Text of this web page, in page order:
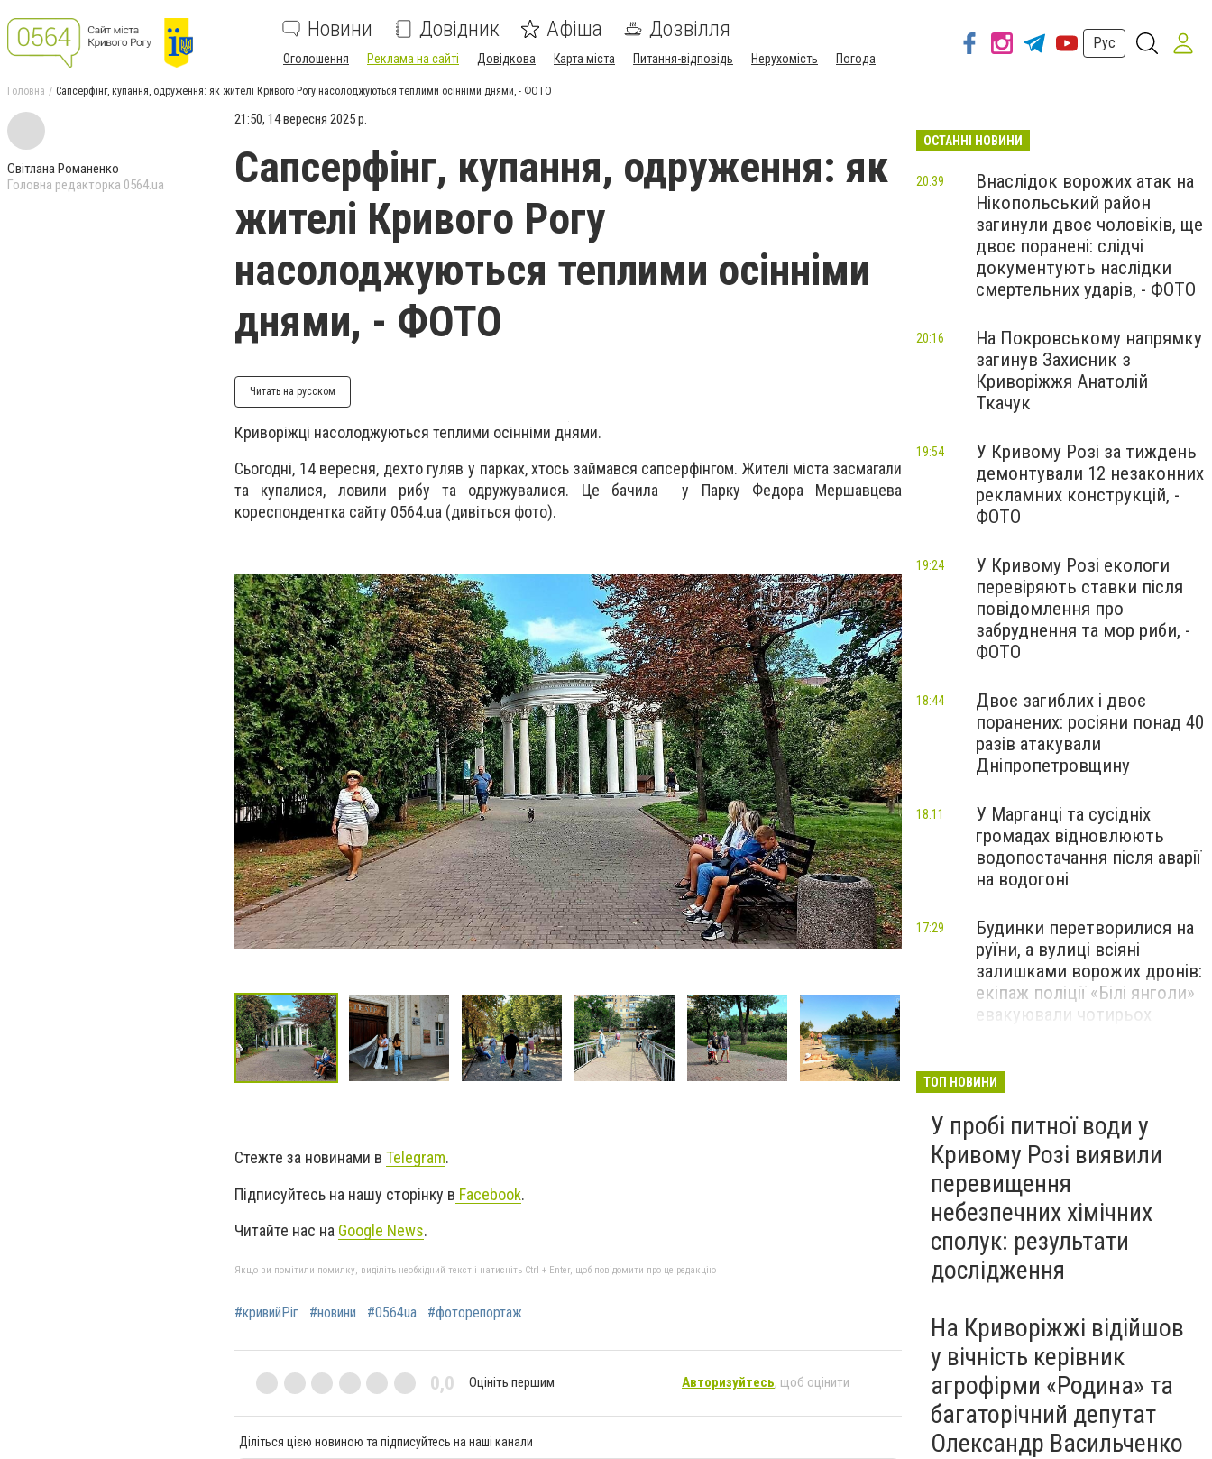
Новини Довідник Афіша Дозвілля
Оголошення Реклама на сайті Довідкова Карта міста Питання-відповідь Нерухомість Погода
Рус
Головна Сапсерфінг, купання, одруження: як жителі Кривого Рогу насолоджуються теплими осінніми днями, - ФОТО
Світлана Романенко
Головна редакторка 0564.ua
21:50, 14 вересня 2025 р.
Сапсерфінг, купання, одруження: як
жителі Кривого Рогу
насолоджуються теплими осінніми
днями, - ФОТО
Читать на русском
Криворіжці насолоджуються теплими осінніми днями.
Сьогодні, 14 вересня, дехто гуляв у парках, хтось займався сапсерфінгом. Жителі міста засмагали
та купалися, ловили рибу та одружувалися. Це бачила у Парку Федора Мершавцева
кореспондентка сайту 0564.ua (дивіться фото).
Стежте за новинами в Telegram.
Підписуйтесь на нашу сторінку в Facebook.
Читайте нас на Google News.
Якщо ви помітили помилку, виділіть необхідний текст і натисніть Ctrl + Enter, щоб повідомити про це редакцію
#кривийРіг #новини #0564ua #фоторепортаж
0,0 Оцініть першим Авторизуйтесь, щоб оцінити
Діліться цією новиною та підписуйтесь на наші канали
ОСТАННІ НОВИНИ
Внаслідок ворожих атак на
Нікопольський район
загинули двоє чоловіків, ще
двоє поранені: слідчі
документують наслідки
смертельних ударів, - ФОТО
20:39
На Покровському напрямку
загинув Захисник з
Криворіжжя Анатолій
Ткачук
20:16
У Кривому Розі за тиждень
демонтували 12 незаконних
рекламних конструкцій, -
ФОТО
19:54
У Кривому Розі екологи
перевіряють ставки після
повідомлення про
забруднення та мор риби, -
ФОТО
19:24
Двоє загиблих і двоє
поранених: росіяни понад 40
разів атакували
Дніпропетровщину
18:44
У Марганці та сусідніх
громадах відновлюють
водопостачання після аварії
на водогоні
18:11
Будинки перетворилися на
руїни, а вулиці всіяні
залишками ворожих дронів:
екіпаж поліції «Білі янголи»
евакуювали чотирьох
17:29
раків збитки могли б
перевищити 970 тисяч
гривень: на
Дніпропетровщині викрили
продаж, - ФОТО
ТОП НОВИНИ
У пробі питної води у
Кривому Розі виявили
перевищення
небезпечних хімічних
сполук: результати
дослідження
На Криворіжжі відійшов
у вічність керівник
агрофірми «Родина» та
багаторічний депутат
Олександр Васильченко